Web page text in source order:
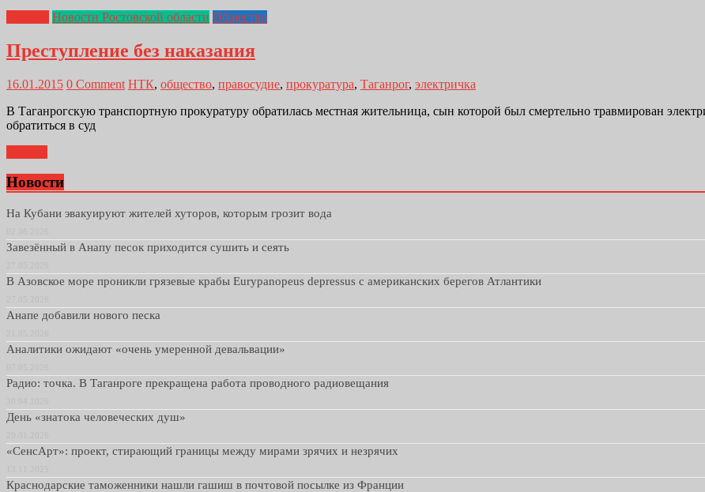
Новости Ростовской области Общество
Преступление без наказания
16.01.2015 0 Comment НТК, общество, правосудие, прокуратура, Таганрог, электричка
В Таганрогскую транспортную прокуратуру обратилась местная жительница, сын которой был смертельно травмирован
обратиться в суд
Новости
На Кубани эвакуируют жителей хуторов, которым грозит вода
Завезённый в Анапу песок приходится сушить и сеять
В Азовское море проникли грязевые крабы Eurypanopeus depressus с американских берегов Атлантики
Анапе добавили нового песка
Аналитики ожидают «очень умеренной девальвации»
Радио: точка. В Таганроге прекращена работа проводного радиовещания
День «знатока человеческих душ»
«СенсАрт»: проект, стирающий границы между мирами зрячих и незрячих
Краснодарские таможенники нашли гашиш в почтовой посылке из Франции